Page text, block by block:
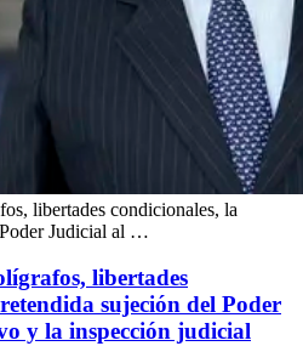
libertades condicionales, la
Judicial al …
libertades
sujeción del Poder
y la inspección judicial